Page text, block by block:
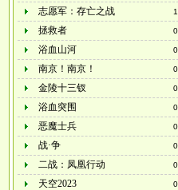
志愿军：存亡之战
拯救者
浴血山河
南京！南京！
金陵十三钗
浴血突围
恶魔士兵
战·争
二战：凤凰行动
天空2023